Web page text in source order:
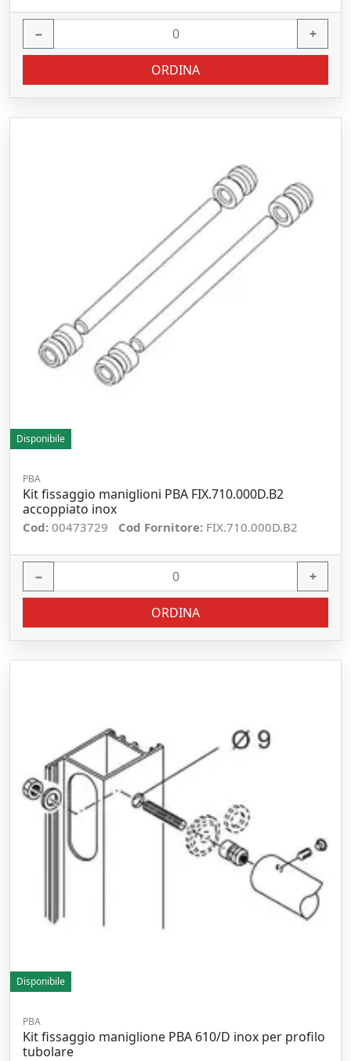
− +
ORDINA
Disponibile
PBA
Kit fissaggio maniglioni PBA FIX.710.000D.B2
accoppiato inox
Cod: 00473729 Cod Fornitore: FIX.710.000D.B2
− +
ORDINA
Disponibile
PBA
Kit fissaggio maniglione PBA 610/D inox per profilo
tubolare